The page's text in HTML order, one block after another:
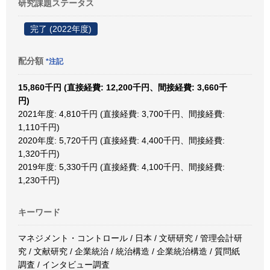
研究課題ステータス
完了 (2022年度)
配分額 *注記
15,860千円 (直接経費: 12,200千円、間接経費: 3,660千
円)
2021年度: 4,810千円 (直接経費: 3,700千円、間接経費:
1,110千円)
2020年度: 5,720千円 (直接経費: 4,400千円、間接経費:
1,320千円)
2019年度: 5,330千円 (直接経費: 4,100千円、間接経費:
1,230千円)
キーワード
マネジメント・コントロール / 日本 / 文研研究 / 管理会計研
究 / 文献研究 / 企業統治 / 統治構造 / 企業統治構造 / 質問紙
調査 / インタビュー調査